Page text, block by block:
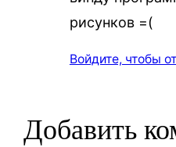
рисунков =(
Войдите, чтобы
Добавить